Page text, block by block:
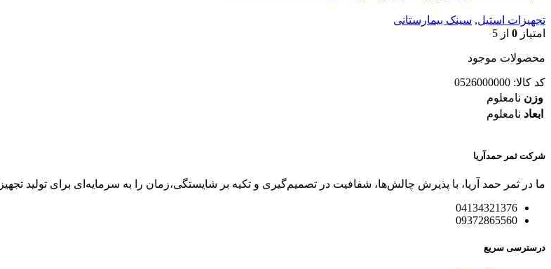
تجهیزات استیل, سینک بیمارستانی
امتیاز 0 از 5
محصولات موجود
کد کالا: 0526000000
وزن نامعلوم
ابعاد نامعلوم
شرکت ثمر حمدآریا
ما در ثمر حمد آریا، با پذیرش چالش‌ها، شفافیت در تصمیم‌گیری و تکیه بر شایستگی،زمان را به سرمایه‌ای برای تولید
04134321376
09372865560
درسترسی سریع